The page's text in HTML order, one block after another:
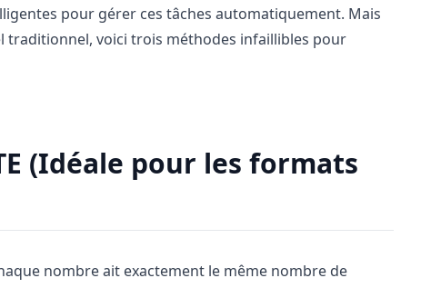
pour gérer ces tâches automatiquement. Mais
traditionnel, voici trois méthodes infaillibles pour
(Idéale pour les formats
nombre ait exactement le même nombre de